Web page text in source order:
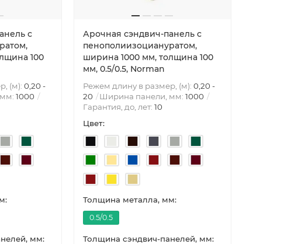
с
100
(м): 0,20 -
1000
мм:
Арочная сэндвич-панель с
пенополиизоциануратом,
ширина 1000 мм, толщина 100
мм, 0.5/0.5, Norman
Режем длину в размер, (м): 0,20 -
20
Ширина панели, мм: 1000
Гарантия, до, лет: 10
Цвет:
Толщина металла, мм:
0.5/0.5
Толщина сэндвич-панелей, мм: